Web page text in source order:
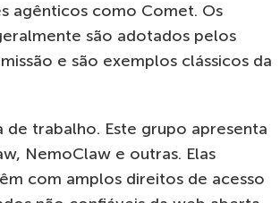
agênticos como Comet. Os
são adotados pelos
e são exemplos clássicos da
trabalho. Este grupo apresenta
NemoClaw e outras. Elas
com amplos direitos de acesso